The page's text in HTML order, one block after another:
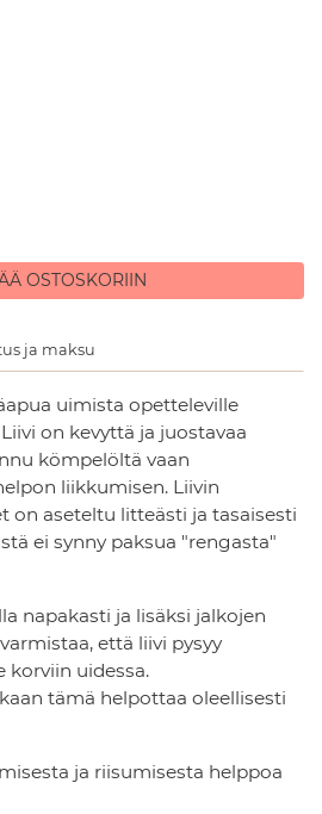
OSTOSKORIIN
ja maksu
uimista opetteleville
on kevyttä ja juostavaa
kömpelöltä vaan
liikkumisen. Liivin
on aseteltu litteästi ja tasaisesti
ei synny paksua "rengasta"
napakasti ja lisäksi jalkojen
että liivi pysyy
korviin uidessa.
tämä helpottaa oleellisesti
ja riisumisesta helppoa